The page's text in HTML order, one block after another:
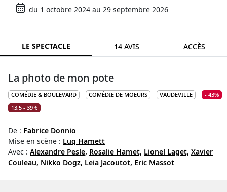
du 1 octobre 2024 au 29 septembre 2026
LE SPECTACLE 14 AVIS ACCÈS
La photo de mon pote
COMÉDIE & BOULEVARD COMÉDIE DE MOEURS VAUDEVILLE
- 43%
13,5 - 39 €
De : Fabrice Donnio
Mise en scène : Luq Hamett
Avec : Alexandre Pesle, Rosalie Hamet, Lionel Laget, Xavier
Couleau, Nikko Dogz, Leia Jacoutot, Eric Massot